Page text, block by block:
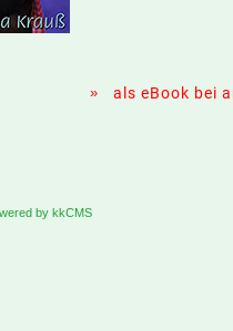
» als eBook bei
by kkCMS